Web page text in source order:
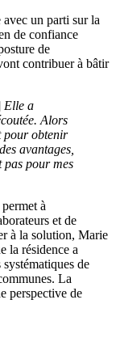
un parti sur la
de confiance
de
contribuer à bâtir
Elle a
Alors
pour obtenir
avantages,
pas pour mes
à
et de
à la solution, Marie
la résidence a
de
La
perspective de